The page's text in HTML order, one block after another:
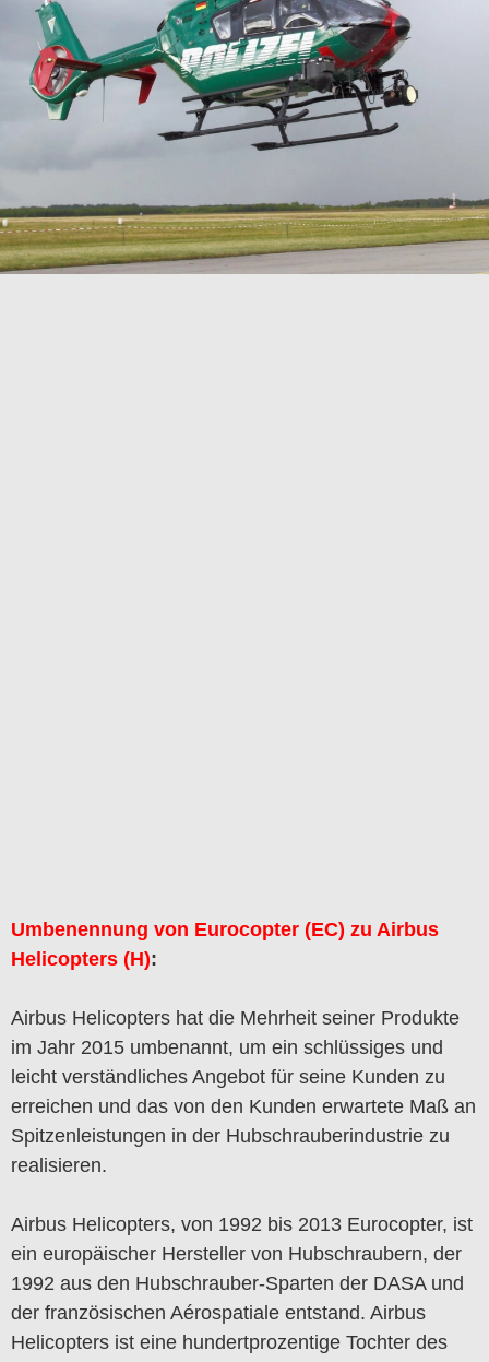
Umbenennung von Eurocopter (EC) zu Airbus
Helicopters (H):
Airbus Helicopters hat die Mehrheit seiner Produkte
im Jahr 2015 umbenannt, um ein schlüssiges und
leicht verständliches Angebot für seine Kunden zu
erreichen und das von den Kunden erwartete Maß an
Spitzenleistungen in der Hubschrauberindustrie zu
realisieren.
Airbus Helicopters, von 1992 bis 2013 Eurocopter, ist
ein europäischer Hersteller von Hubschraubern, der
1992 aus den Hubschrauber-Sparten der DASA und
der französischen Aérospatiale entstand. Airbus
Helicopters ist eine hundertprozentige Tochter des